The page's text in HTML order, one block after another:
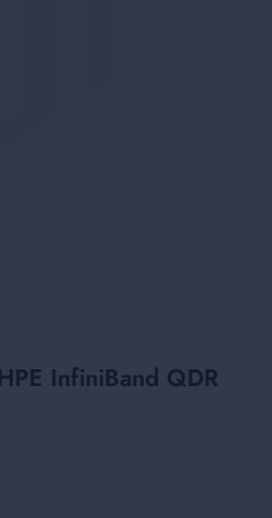
InfiniBand QDR